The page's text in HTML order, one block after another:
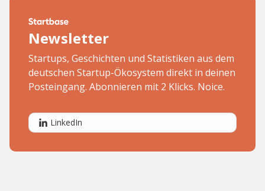
Newsletter
Startups, Geschichten und Statistiken aus dem
deutschen Startup-Ökosystem direkt in deinen
Posteingang. Abonnieren mit 2 Klicks. Noice.
LinkedIn